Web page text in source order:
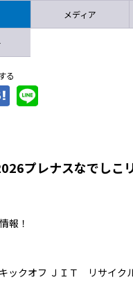
メディア
る
プレナスなでしこ
報！
ックオフ ＪＩＴ リサイク